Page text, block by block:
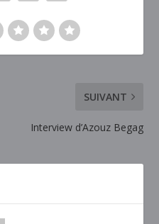
SUIVANT
Interview d’Azouz Begag